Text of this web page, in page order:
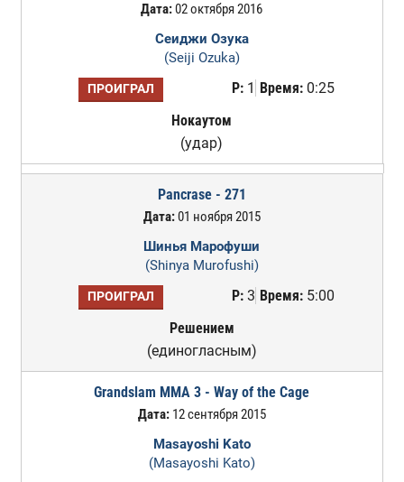
Дата:02 октября 2016
Сеиджи Озука
(Seiji Ozuka)
ПРОИГРАЛ Р:1 Время:0:25
Нокаутом
(удар)
Pancrase - 271
Дата:01 ноября 2015
Шинья Марофуши
(Shinya Murofushi)
ПРОИГРАЛ Р:3 Время:5:00
Решением
(единогласным)
Grandslam MMA 3 - Way of the Cage
Дата:12 сентября 2015
Masayoshi Kato
(Masayoshi Kato)